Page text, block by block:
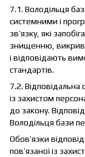
7.1. Володільця
системними і
зв’язку, які
знищенню,
і відповідають
стандартів.
7.2. Відповідальна
із захистом
до закону.
Володільця бази
Обов’язки
пов’язаної із